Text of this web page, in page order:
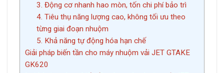
3. Động cơ nhanh hao mòn, tốn chi phí bảo trì
4. Tiêu thụ năng lượng cao, không tối ưu theo
từng giai đoạn nhuộm
5. Khả năng tự động hóa hạn chế
Giải pháp biến tần cho máy nhuộm vải JET GTAKE
GK620